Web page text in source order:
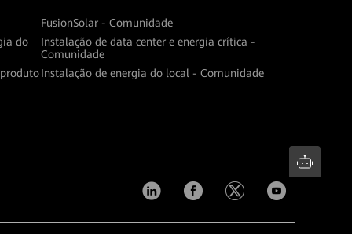
do
FusionSolar - Comunidade
Instalação de data center e energia crítica -
Comunidade
Instalação de energia do local - Comunidade